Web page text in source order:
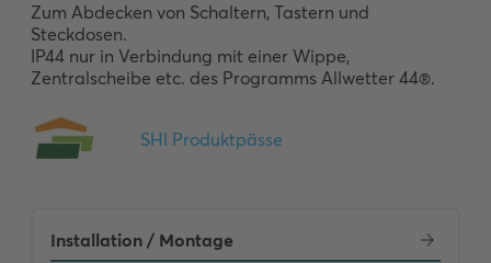
Zum Abdecken von Schaltern, Tastern und
Steckdosen.
IP44 nur in Verbindung mit einer Wippe,
Zentralscheibe etc. des Programms Allwetter 44®.
Installation / Montage